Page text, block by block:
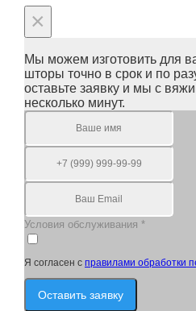
×
Мы можем изготовить для
шторы точно в срок и по
оставьте заявку и мы с
несколько минут.
Условия обслуживания *
Я согласен с правилами обработки
Оставить заявку